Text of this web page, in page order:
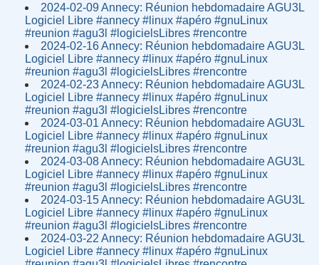
2024-02-09 Annecy: Réunion hebdomadaire AGU3L
Logiciel Libre #annecy #linux #apéro #gnuLinux
#reunion #agu3l #logicielsLibres #rencontre
2024-02-16 Annecy: Réunion hebdomadaire AGU3L
Logiciel Libre #annecy #linux #apéro #gnuLinux
#reunion #agu3l #logicielsLibres #rencontre
2024-02-23 Annecy: Réunion hebdomadaire AGU3L
Logiciel Libre #annecy #linux #apéro #gnuLinux
#reunion #agu3l #logicielsLibres #rencontre
2024-03-01 Annecy: Réunion hebdomadaire AGU3L
Logiciel Libre #annecy #linux #apéro #gnuLinux
#reunion #agu3l #logicielsLibres #rencontre
2024-03-08 Annecy: Réunion hebdomadaire AGU3L
Logiciel Libre #annecy #linux #apéro #gnuLinux
#reunion #agu3l #logicielsLibres #rencontre
2024-03-15 Annecy: Réunion hebdomadaire AGU3L
Logiciel Libre #annecy #linux #apéro #gnuLinux
#reunion #agu3l #logicielsLibres #rencontre
2024-03-22 Annecy: Réunion hebdomadaire AGU3L
Logiciel Libre #annecy #linux #apéro #gnuLinux